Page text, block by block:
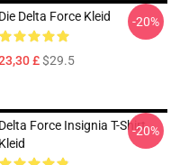
Die Delta Force Kleid
£$29.5
-20%
Delta Force Insignia T-Shirt
Kleid
-20%